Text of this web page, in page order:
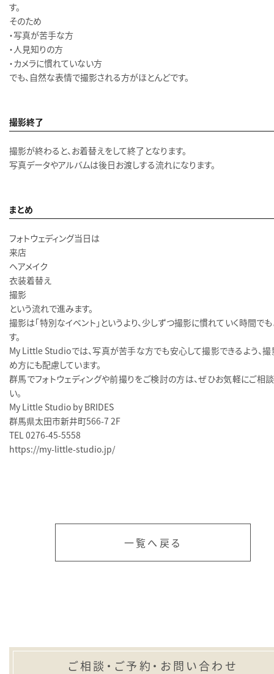
す。
そのため
・写真が苦手な方
・人見知りの方
・カメラに慣れていない方
でも、自然な表情で撮影される方がほとんどです。
撮影終了
撮影が終わると、お着替えをして終了となります。
写真データやアルバムは後日お渡しする流れになります。
まとめ
フォトウェディング当日は
来店
ヘアメイク
衣装着替え
撮影
という流れで進みます。
撮影は「特別なイベント」というより、少しずつ撮影に慣れていく時間で
す。
My Little Studioでは、写真が苦手な方でも安心して撮影できるよう、
め方にも配慮しています。
群馬でフォトウェディングや前撮りをご検討の方は、ぜひお気軽にご相
い。
My Little Studio by BRIDES
群馬県太田市新井町566-7 2F
TEL 0276-45-5558
https://my-little-studio.jp/
一覧へ戻る
ご相談・ご予約・お問い合わせ